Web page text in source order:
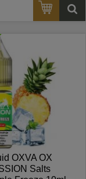
OXVA OX
Salts